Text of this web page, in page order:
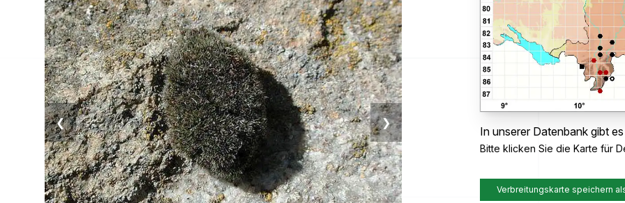
❮ ❯
In unserer Datenbank gibt
Bitte klicken Sie die Karte für
Verbreitungskarte speichern